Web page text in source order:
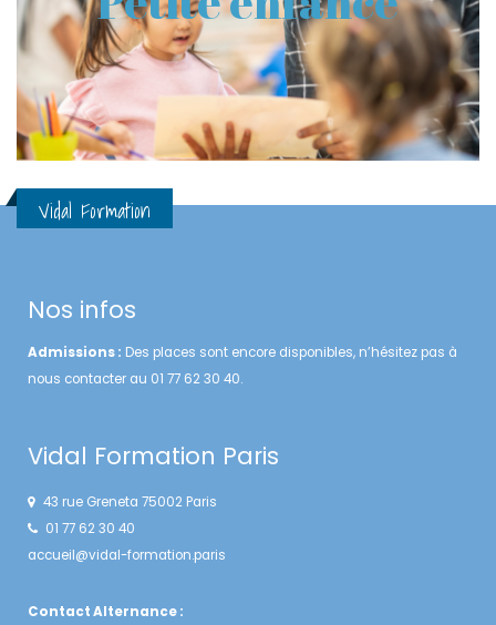
Règlement intérieur
Inscrivez-vous
Vidal Formation
Nos infos
Admissions : Des places sont encore disponibles, n’hésitez pas à
nous contacter au 01 77 62 30 40.
Vidal Formation Paris
43 rue Greneta 75002 Paris
01 77 62 30 40
accueil@vidal-formation.paris
Contact Alternance :